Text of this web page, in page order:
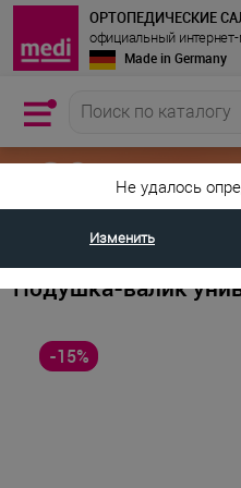
Не удалось
Изменить
ОРТОПЕДИЧЕСКИЕ
официальный
Made in Germany
Главная страница •
Подушка-валик
-15%